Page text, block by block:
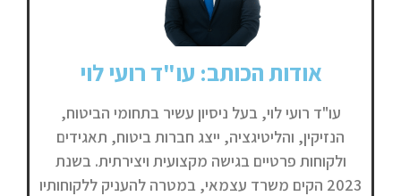
אודות הכותב: עו"ד רועי לוי
עו"ד רועי לוי, בעל ניסיון עשיר בתחומי הביטוח,
הנזיקין, והליטיגציה, ייצג חברות ביטוח, תאגידים
ולקוחות פרטיים בגישה מקצועית ויצירתית. בשנת
2023 הקים משרד עצמאי, במטרה להעניק ללקוחותיו